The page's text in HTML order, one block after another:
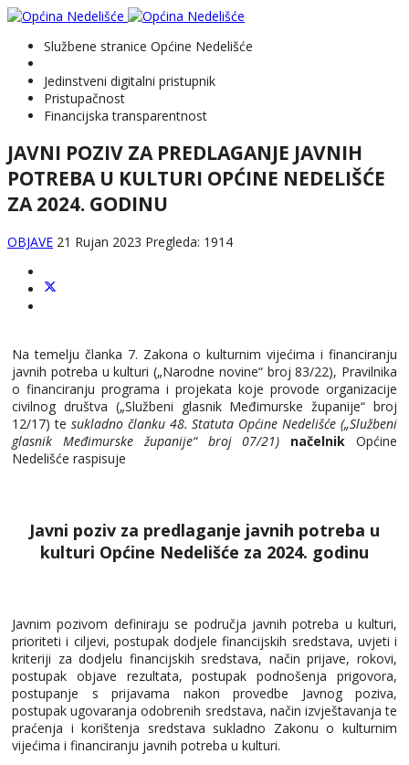
Službene stranice Općine Nedelišće
Jedinstveni digitalni pristupnik
Pristupačnost
Financijska transparentnost
JAVNI POZIV ZA PREDLAGANJE JAVNIH
POTREBA U KULTURI OPĆINE NEDELIŠĆE
ZA 2024. GODINU
OBJAVE 21 Rujan 2023 Pregleda: 1914
Na temelju članka 7. Zakona o kulturnim vijećima i financiranju
javnih potreba u kulturi („Narodne novine“ broj 83/22), Pravilnika
o financiranju programa i projekata koje provode organizacije
civilnog društva („Službeni glasnik Međimurske županije“ broj
12/17) te sukladno članku 48. Statuta Općine Nedelišće („Službeni
glasnik Međimurske županije“ broj 07/21)
načelnik Općine
Nedelišće raspisuje
Javni poziv za predlaganje javnih potreba u
kulturi Općine Nedelišće za 2024. godinu
Javnim pozivom definiraju se područja javnih potreba u kulturi,
prioriteti i ciljevi, postupak dodjele financijskih sredstava, uvjeti i
kriteriji za dodjelu financijskih sredstava, način prijave, rokovi,
postupak objave rezultata, postupak podnošenja prigovora,
postupanje s prijavama nakon provedbe Javnog poziva,
postupak ugovaranja odobrenih sredstava, način izvještavanja te
praćenja i korištenja sredstava sukladno Zakonu o kulturnim
vijećima i financiranju javnih potreba u kulturi.